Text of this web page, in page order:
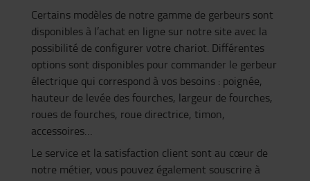
Certains modèles de notre gamme de gerbeurs sont
disponibles à l’achat en ligne sur notre site avec la
possibilité de configurer votre chariot. Différentes
options sont disponibles pour commander le gerbeur
électrique qui correspond à vos besoins : poignée,
hauteur de levée des fourches, largeur de fourches,
roues de fourches, roue directrice, timon,
accessoires…
Le service et la satisfaction client sont au cœur de
notre métier, vous pouvez également souscrire à